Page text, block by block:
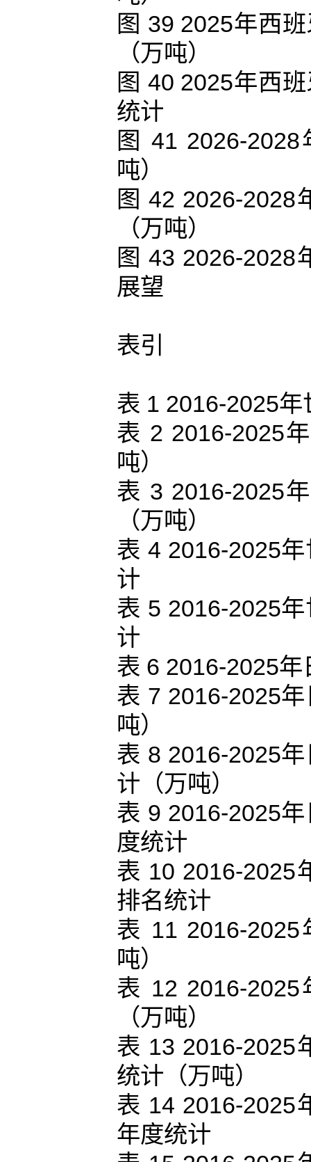
图 39 2025年西
（万吨）
图 40 2025年西
统计
图 41 2026-
吨）
图 42 2026-2028
（万吨）
图 43 2026-2028
展望
表引
表 1 2016-2025
表 2 2016-2025
吨）
表 3 2016-2025
（万吨）
表 4 2016-2025
计
表 5 2016-2025
计
表 6 2016-2025
表 7 2016-2025
吨）
表 8 2016-2025
计（万吨）
表 9 2016-2025
度统计
表 10 2016-2025
排名统计
表 11 2016-
吨）
表 12 2016-
（万吨）
表 13 2016-2025
统计（万吨）
表 14 2016-2025
年度统计